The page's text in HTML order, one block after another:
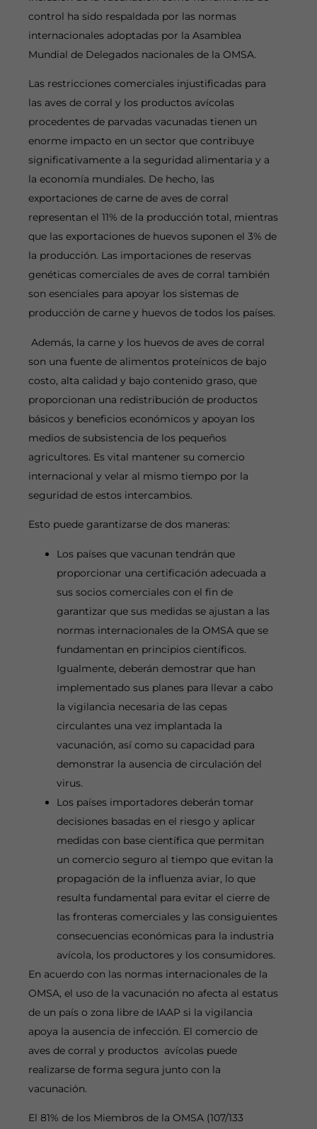
control ha sido respaldada por las normas
internacionales adoptadas por la Asamblea
Mundial de Delegados nacionales de la OMSA.
Las restricciones comerciales injustificadas para
las aves de corral y los productos avícolas
procedentes de parvadas vacunadas tienen un
enorme impacto en un sector que contribuye
significativamente a la seguridad alimentaria y a
la economía mundiales. De hecho, las
exportaciones de carne de aves de corral
representan el 11% de la producción total, mientras
que las exportaciones de huevos suponen el 3% de
la producción. Las importaciones de reservas
genéticas comerciales de aves de corral también
son esenciales para apoyar los sistemas de
producción de carne y huevos de todos los países.
Además, la carne y los huevos de aves de corral
son una fuente de alimentos proteínicos de bajo
costo, alta calidad y bajo contenido graso, que
proporcionan una redistribución de productos
básicos y beneficios económicos y apoyan los
medios de subsistencia de los pequeños
agricultores. Es vital mantener su comercio
internacional y velar al mismo tiempo por la
seguridad de estos intercambios.
Esto puede garantizarse de dos maneras:
Los países que vacunan tendrán que
proporcionar una certificación adecuada a
sus socios comerciales con el fin de
garantizar que sus medidas se ajustan a las
normas internacionales de la OMSA que se
fundamentan en principios científicos.
Igualmente, deberán demostrar que han
implementado sus planes para llevar a cabo
la vigilancia necesaria de las cepas
circulantes una vez implantada la
vacunación, así como su capacidad para
demonstrar la ausencia de circulación del
virus.
Los países importadores deberán tomar
decisiones basadas en el riesgo y aplicar
medidas con base científica que permitan
un comercio seguro al tiempo que evitan la
propagación de la influenza aviar, lo que
resulta fundamental para evitar el cierre de
las fronteras comerciales y las consiguientes
consecuencias económicas para la industria
avícola, los productores y los consumidores.
En acuerdo con las normas internacionales de la
OMSA, el uso de la vacunación no afecta al estatus
de un país o zona libre de IAAP si la vigilancia
apoya la ausencia de infección. El comercio de
aves de corral y productos avícolas puede
realizarse de forma segura junto con la
vacunación.
El 81% de los Miembros de la OMSA (107/133